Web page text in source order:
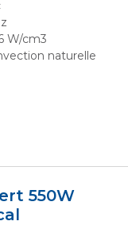
W/cm3
naturelle
550W